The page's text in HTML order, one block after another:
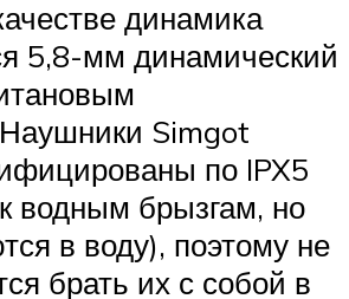
динамика
5,8-мм динамический
Simgot
по IPX5
водным брызгам, но
в воду), поэтому не
брать их с собой в